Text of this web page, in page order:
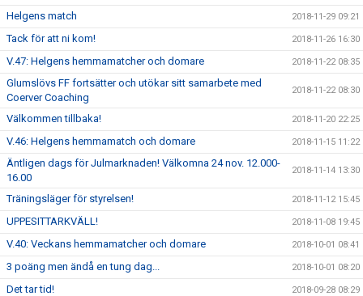
Helgens match 2018-11-29 09:21
Tack för att ni kom! 2018-11-26 16:30
V.47: Helgens hemmamatcher och domare 2018-11-22 08:35
Glumslövs FF fortsätter och utökar sitt samarbete med
Coerver Coaching
2018-11-22 08:30
Välkommen tillbaka! 2018-11-20 22:25
V.46: Helgens hemmamatch och domare 2018-11-15 11:22
Äntligen dags för Julmarknaden! Välkomna 24 nov. 12.000-
16.00
2018-11-14 13:30
Träningsläger för styrelsen! 2018-11-12 15:45
UPPESITTARKVÄLL! 2018-11-08 19:45
V.40: Veckans hemmamatcher och domare 2018-10-01 08:41
3 poäng men ändå en tung dag... 2018-10-01 08:20
Det tar tid! 2018-09-28 08:29